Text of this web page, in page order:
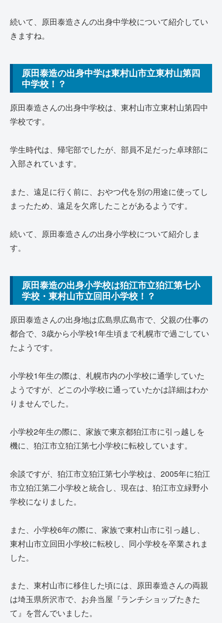
続いて、原田泰造さんの出身中学校について紹介してい
きますね。
原田泰造の出身中学は東村山市立東村山第四
中学校！？
原田泰造さんの出身中学校は、東村山市立東村山第四中
学校です。
学生時代は、帰宅部でしたが、部員不足だった卓球部に
入部されています。
また、遠足に行く前に、おやつ代を別の用途に使ってし
まったため、遠足を欠席したことがあるようです。
続いて、原田泰造さんの出身小学校について紹介しま
す。
原田泰造の出身小学校は狛江市立狛江第七小
学校・東村山市立回田小学校！？
原田泰造さんの出身地は広島県広島市で、父親の仕事の
都合で、3歳から小学校1年生頃まで札幌市で過ごしてい
たようです。
小学校1年生の際は、札幌市内の小学校に通学していた
ようですが、どこの小学校に通っていたかは詳細はわか
りませんでした。
小学校2年生の際に、家族で東京都狛江市に引っ越しを
機に、狛江市立狛江第七小学校に転校しています。
余談ですが、狛江市立狛江第七小学校は、2005年に狛江
市立狛江第二小学校と統合し、現在は、狛江市立緑野小
学校になりました。
また、小学校6年の際に、家族で東村山市に引っ越し、
東村山市立回田小学校に転校し、同小学校を卒業されま
した。
また、東村山市に移住した頃には、原田泰造さんの両親
は埼玉県所沢市で、お弁当屋『ランチショップたきた
て』を営んでいました。